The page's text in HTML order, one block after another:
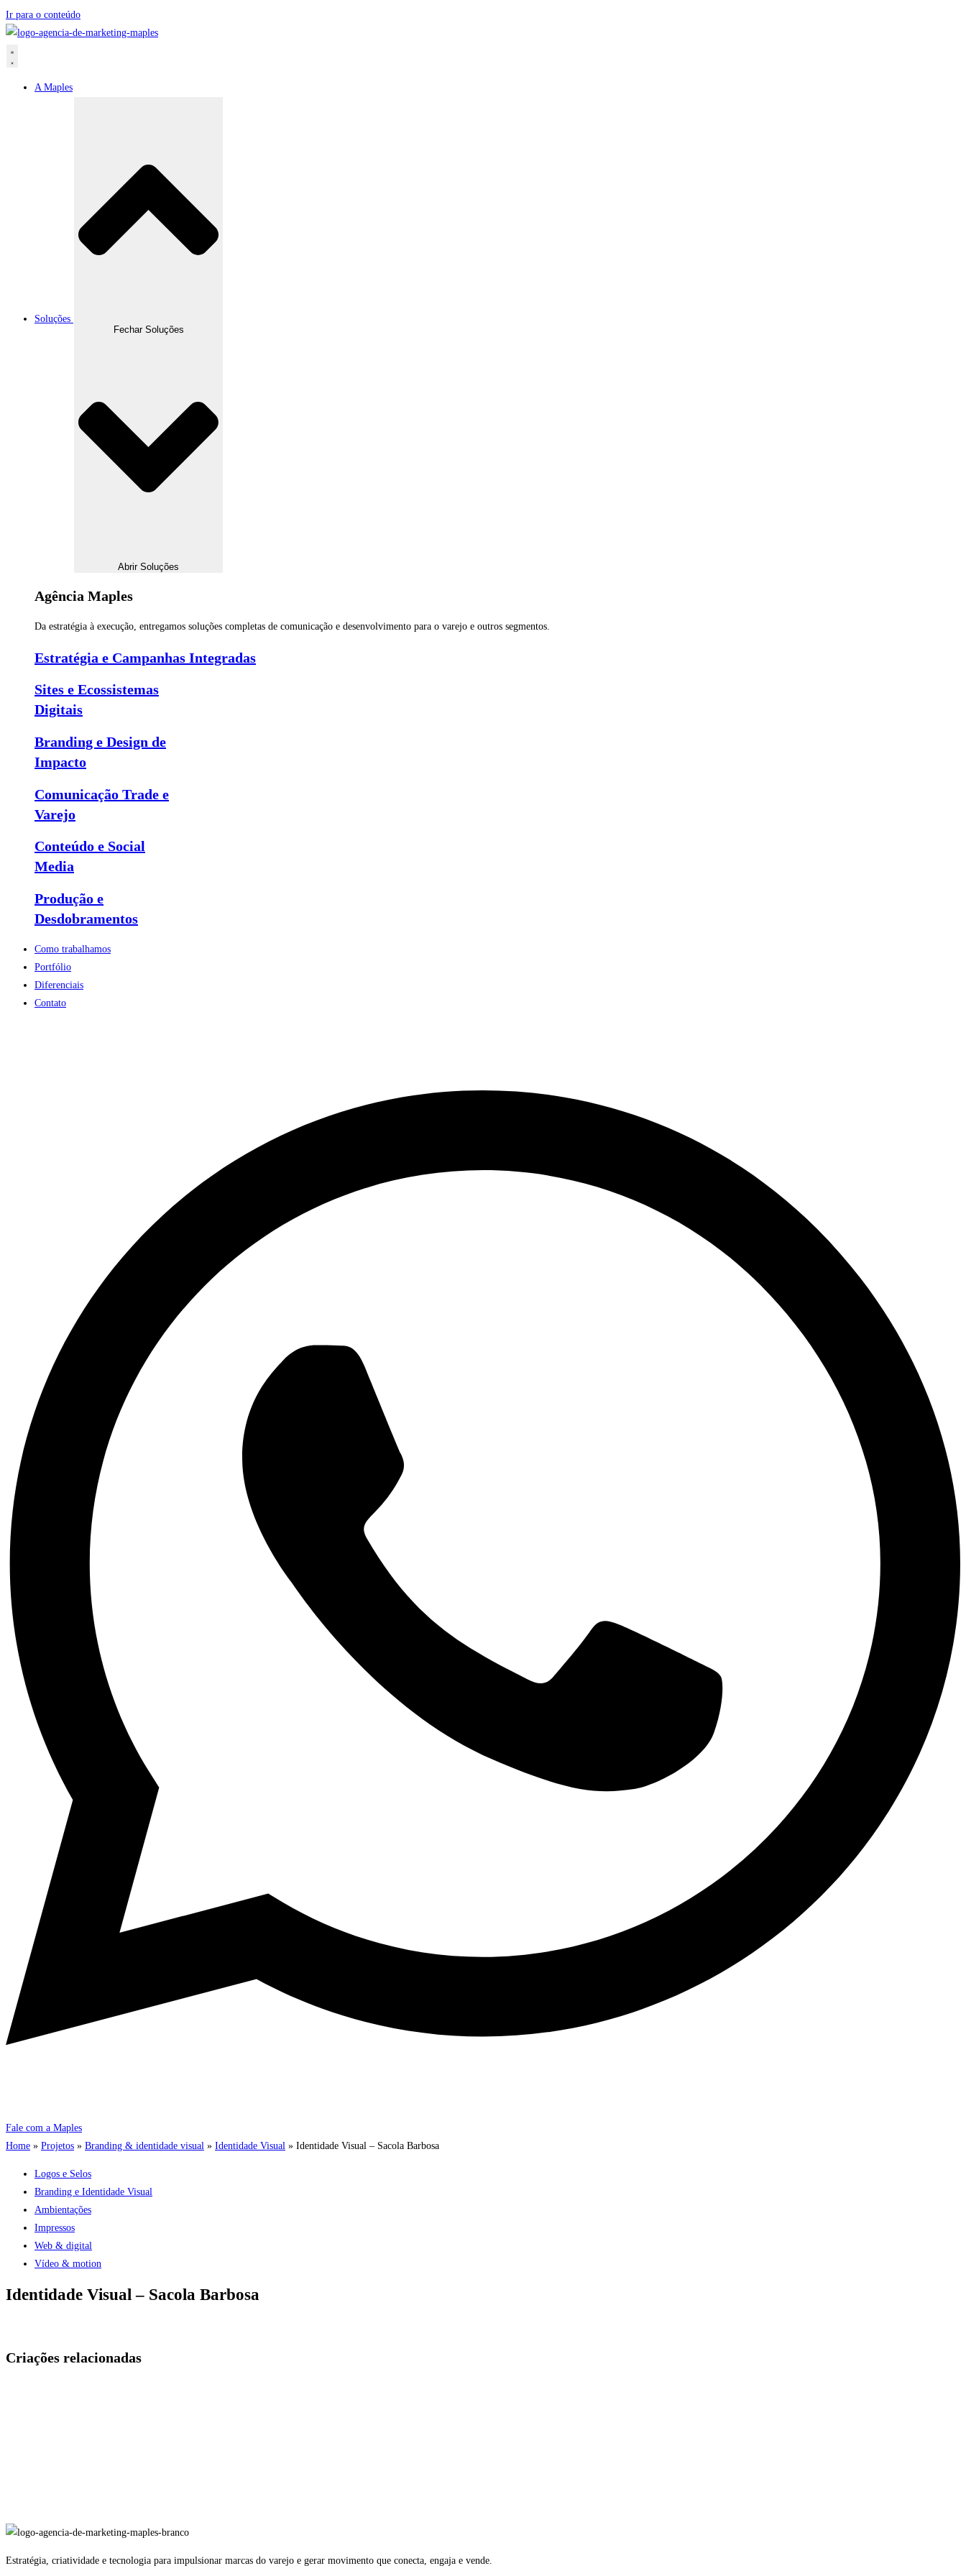
Ir para o conteúdo
A Maples
Soluções
Fechar Soluções
Abrir Soluções
Agência Maples
Da estratégia à execução, entregamos soluções completas de comunicação e desenvolvimento para o varejo e outros segmentos.
Estratégia e Campanhas Integradas
Sites e Ecossistemas
Digitais
Branding e Design de
Impacto
Comunicação Trade e
Varejo
Conteúdo e Social
Media
Produção e
Desdobramentos
Como trabalhamos
Portfólio
Diferenciais
Contato
Fale com a Maples
Home » Projetos » Branding & identidade visual » Identidade Visual » Identidade Visual – Sacola Barbosa
Logos e Selos
Branding e Identidade Visual
Ambientações
Impressos
Web & digital
Vídeo & motion
Identidade Visual – Sacola Barbosa
Criações relacionadas
Estratégia, criatividade e tecnologia para impulsionar marcas do varejo e gerar movimento que conecta, engaja e vende.